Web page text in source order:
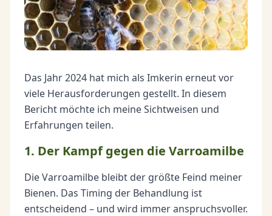
Das Jahr 2024 hat mich als Imkerin erneut vor
viele Herausforderungen gestellt. In diesem
Bericht möchte ich meine Sichtweisen und
Erfahrungen teilen.
1. Der Kampf gegen die Varroamilbe
Die Varroamilbe bleibt der größte Feind meiner
Bienen. Das Timing der Behandlung ist
entscheidend – und wird immer anspruchsvoller.